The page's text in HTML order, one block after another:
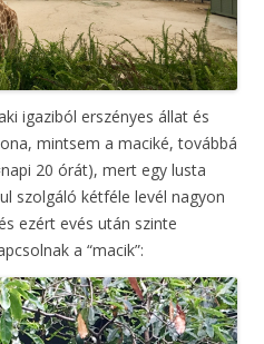
igaziból erszényes állat és
mintsem a maciké, továbbá
20 órát), mert egy lusta
szolgáló kétféle levél nagyon
ezért evés után szinte
a “macik”: